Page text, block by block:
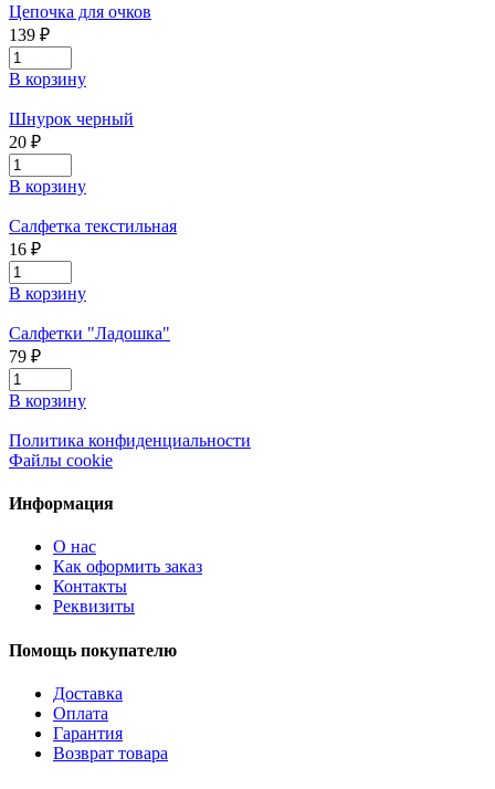
Цепочка для очков
139 ₽
В корзину
Шнурок черный
20 ₽
В корзину
Салфетка текстильная
16 ₽
В корзину
Салфетки "Ладошка"
79 ₽
В корзину
Политика конфиденциальности
Файлы cookie
Информация
О нас
Как оформить заказ
Контакты
Реквизиты
Помощь покупателю
Доставка
Оплата
Гарантия
Возврат товара